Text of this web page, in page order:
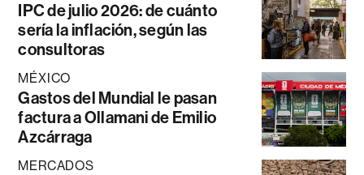
IPC de julio 2026: de cuánto
sería la inflación, según las
consultoras
MÉXICO
Gastos del Mundial le pasan
factura a Ollamani de Emilio
Azcárraga
MERCADOS